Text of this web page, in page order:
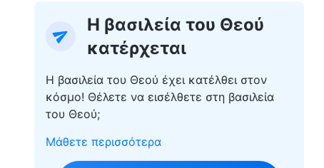
Η βασιλεία του Θεού
κατέρχεται
Η βασιλεία του Θεού έχει κατέλθει στον
κόσμο! Θέλετε να εισέλθετε στη βασιλεία
του Θεού;
Μάθετε περισσότερα